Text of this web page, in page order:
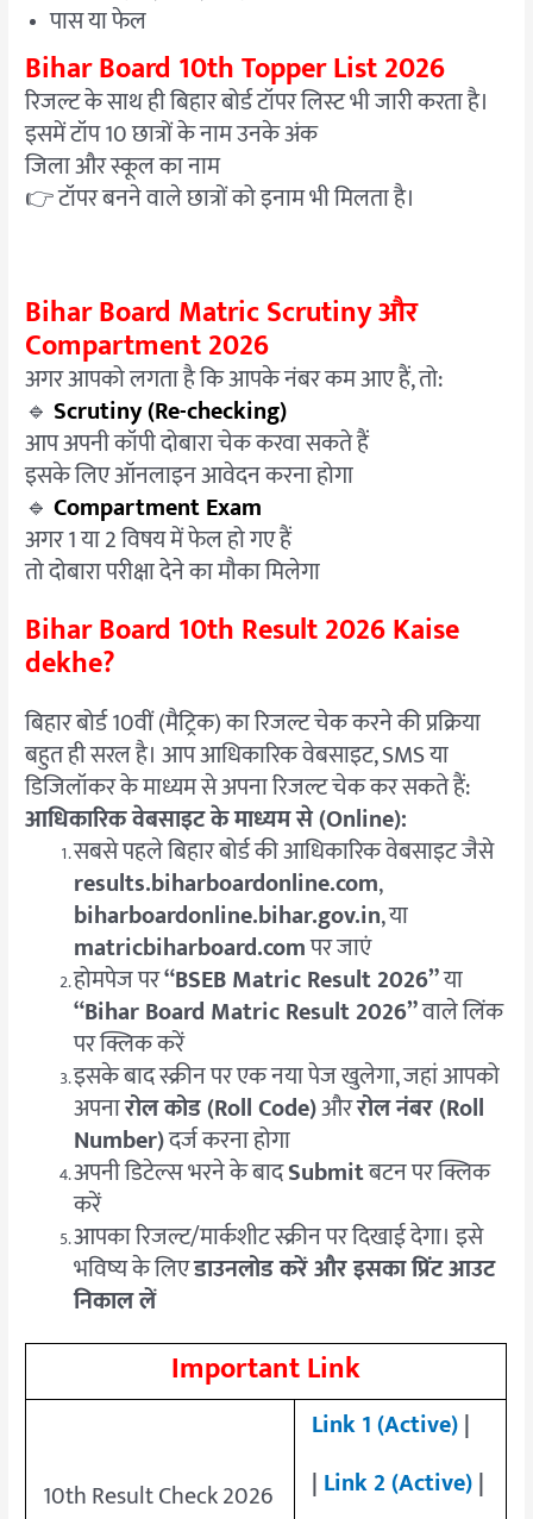
पास या फेल
Bihar Board 10th Topper List 2026
रिजल्ट के साथ ही बिहार बोर्ड टॉपर लिस्ट भी जारी करता है।
इसमें टॉप 10 छात्रों के नाम उनके अंक
जिला और स्कूल का नाम
👉 टॉपर बनने वाले छात्रों को इनाम भी मिलता है।
Bihar Board Matric Scrutiny और
Compartment 2026
अगर आपको लगता है कि आपके नंबर कम आए हैं, तो:
🔹Scrutiny (Re-checking)
आप अपनी कॉपी दोबारा चेक करवा सकते हैं
इसके लिए ऑनलाइन आवेदन करना होगा
🔹Compartment Exam
अगर 1 या 2 विषय में फेल हो गए हैं
तो दोबारा परीक्षा देने का मौका मिलेगा
Bihar Board 10th Result 2026 Kaise
dekhe?
बिहार बोर्ड 10वीं (मैट्रिक) का रिजल्ट चेक करने की प्रक्रिया
बहुत ही सरल है। आप आधिकारिक वेबसाइट, SMS या
डिजिलॉकर के माध्यम से अपना रिजल्ट चेक कर सकते हैं:
आधिकारिक वेबसाइट के माध्यम से (Online):
सबसे पहले बिहार बोर्ड की आधिकारिक वेबसाइट जैसे
results.biharboardonline.com,
biharboardonline.bihar.gov.in, या
matricbiharboard.comपर जाएं
होमपेज पर“BSEB Matric Result 2026”या
“Bihar Board Matric Result 2026”वाले लिंक
पर क्लिक करें
इसके बाद स्क्रीन पर एक नया पेज खुलेगा, जहां आपको
अपनारोल कोड (Roll Code)औररोल नंबर (Roll
Number)दर्ज करना होगा
अपनी डिटेल्स भरने के बादSubmitबटन पर क्लिक
करें
आपका रिजल्ट/मार्कशीट स्क्रीन पर दिखाई देगा। इसे
भविष्य के लिएडाउनलोड करें और इसका प्रिंट आउट
निकाल लें
Important Link
10th Result Check 2026
Link 1 (Active)|
| Link 2 (Active)|